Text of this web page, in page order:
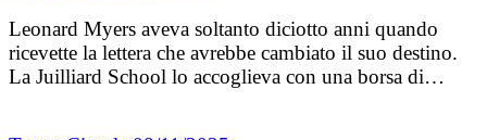
Leonard Myers aveva soltanto diciotto anni quando
ricevette la lettera che avrebbe cambiato il suo destino.
La Juilliard School lo accoglieva con una borsa di…